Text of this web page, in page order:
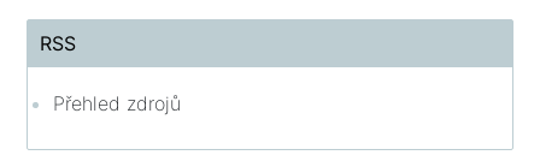
RSS
Přehled zdrojů